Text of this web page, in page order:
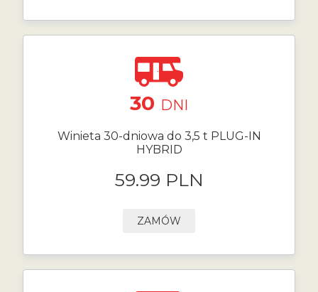
30 DNI
Winieta 30-dniowa do 3,5 t PLUG-IN
HYBRID
59.99 PLN
ZAMÓW